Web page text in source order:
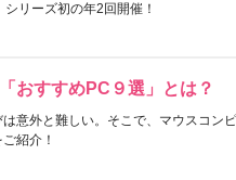
リーズ初の年2回開催！
おすすめPC９選」とは？
意外と難しい。そこで、マウスコン
紹介！